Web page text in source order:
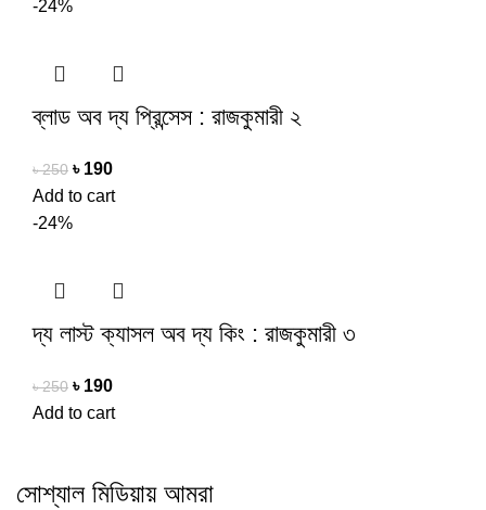
-24%
ব্লাড অব দ্য প্রিন্সেস : রাজকুমারী ২
৳250 ৳ 190
Add to cart
-24%
দ্য লাস্ট ক্যাসল অব দ্য কিং : রাজকুমারী ৩
৳250 ৳ 190
Add to cart
সোশ্যাল মিডিয়ায় আমরা